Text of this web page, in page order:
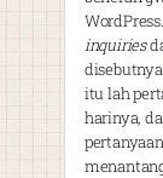
inquiries
disebutnya
itu lah
harinya,